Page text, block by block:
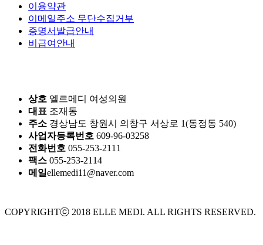
이용약관
이메일주소 무단수집거부
증명서발급안내
비급여안내
상호 엘르메디 여성의원
대표 조재동
주소 경상남도 창원시 의창구 서상로 1(동정동 540)
사업자등록번호 609-96-03258
전화번호 055-253-2111
팩스 055-253-2114
메일ellemedi11@naver.com
COPYRIGHTⓒ 2018 ELLE MEDI. ALL RIGHTS RESERVED.